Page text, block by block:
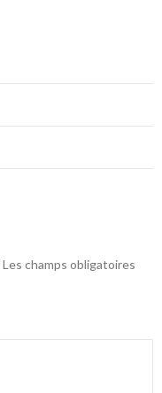
Les champs obligatoires